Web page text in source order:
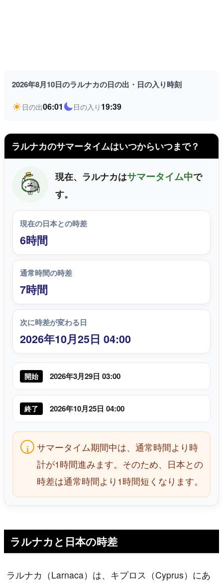
2026年8月10日のラルナカの日の出・日の入り時刻
日の出06:01 日の入り 19:39
ラルナカのサマータイムはいつからいつまで？
現在、ラルナカはサマータイム中で
す。
現在の日本との時差
6時間
通常時間の時差
7時間
次に時差が変わる日
2026年10月25日 04:00
開始 2026年3月29日 03:00
終了 2026年10月25日 04:00
サマータイム期間中は、通常時間より時
計が1時間進みます。そのため、日本との
時差は通常時間より1時間短くなります。
ラルナカと日本の時差
ラルナカ（Larnaca）は、キプロス（Cyprus）にあ